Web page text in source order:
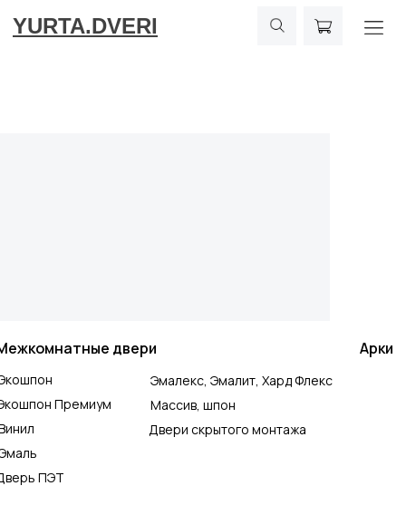
YURTA.DVERI
ПЭТ
Премиум
Двери скрытого монтажа
Массив, шпон
Эмалекс, Эмалит, Хард Флекс
Арки
двери